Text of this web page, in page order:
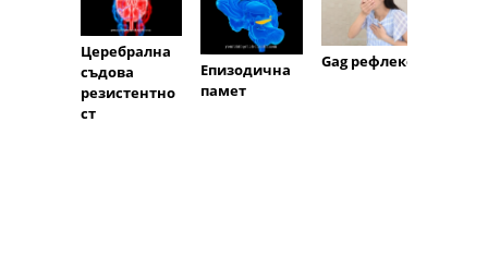
Церебрална
съдова
резистентно
ст
Епизодична
памет
Gag рефлекс